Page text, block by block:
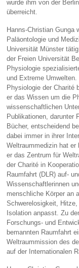
wurde ihm von der
überreicht.
Hanns-Christian Gunga
Paläontologie und
Universität Münster
der Freien Universität
Physiologie
und Extreme
Physiologie der Charité
er das Wissen um die
wissenschaftlichen
Publikationen, darunter
Bücher, entscheidend
dabei immer in ihrer
Weltraummedizin hat
er das Zentrum für
der Charité in
Raumfahrt (DLR) auf-
Wissenschaftlerinnen
menschliche Körper an
Schwerelosigkeit,
Isolation anpasst. Zu
Forschungs- und
bemannten Raumfahrt
Weltraummission des
auf der Internationalen